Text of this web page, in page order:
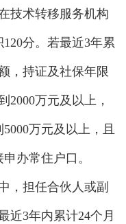
术转移服务机构
分。若最近3年累
，持证及社保年限
2000万元及以上，
万元及以上，且
办常住户口。
担任合伙人或副
近3年内累计24个月